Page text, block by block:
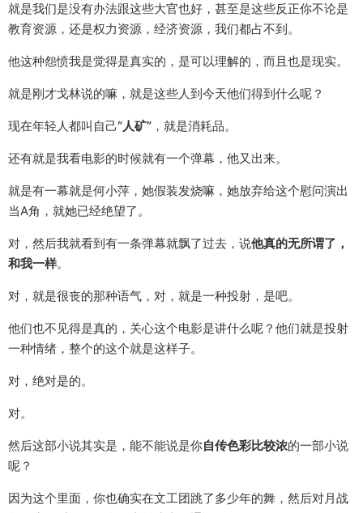
就是我们是没有办法跟这些大官也好，甚至是这些反正你不论是
教育资源，还是权力资源，经济资源，我们都占不到。
他这种怨愤我是觉得是真实的，是可以理解的，而且也是现实。
就是刚才戈林说的嘛，就是这些人到今天他们得到什么呢？
现在年轻人都叫自己“人矿” ，就是消耗品。
还有就是我看电影的时候就有一个弹幕，他又出来。
就是有一幕就是何小萍，她假装发烧嘛，她放弃给这个慰问演出
当A角，就她已经绝望了。
对，然后我就看到有一条弹幕就飘了过去，说他真的无所谓了，
和我一样。
对，就是很丧的那种语气，对，就是一种投射，是吧。
他们也不见得是真的，关心这个电影是讲什么呢？他们就是投射
一种情绪，整个的这个就是这样子。
对，绝对是的。
对。
然后这部小说其实是，能不能说是你自传色彩比较浓的一部小说
呢？
因为这个里面，你也确实在文工团跳了多少年的舞，然后对月战